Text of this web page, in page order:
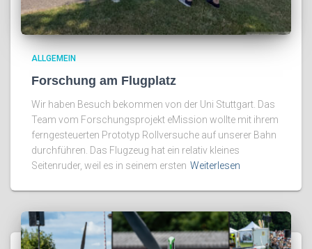
ALLGEMEIN
Forschung am Flugplatz
Wir haben Besuch bekommen von der Uni Stuttgart. Das
Team vom Forschungsprojekt eMission wollte mit ihrem
ferngesteuerten Prototyp Rollversuche auf unserer Bahn
durchführen. Das Flugzeug hat ein relativ kleines
Seitenruder, weil es in seinem ersten Weiterlesen